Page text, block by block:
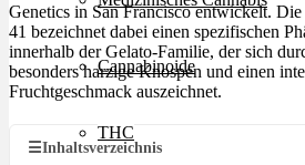
Cannabinoide
THC
Genetics in San Francisco entwickelt.
41 bezeichnet dabei einen spezifischen
innerhalb der Gelato-Familie, der sich
besonders harzige Knospen und einen
Fruchtgeschmack auszeichnet.
☰Inhaltsverzeichnis